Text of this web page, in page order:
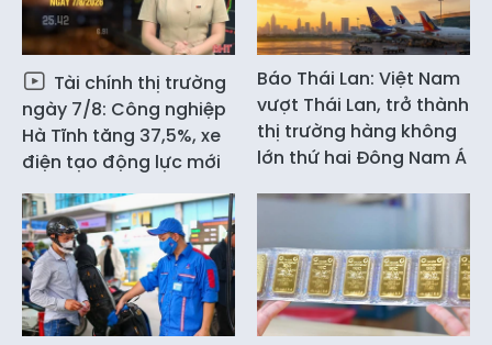
Tài chính thị trường
ngày 7/8: Công nghiệp
Hà Tĩnh tăng 37,5%, xe
điện tạo động lực mới
Báo Thái Lan: Việt Nam
vượt Thái Lan, trở thành
thị trường hàng không
lớn thứ hai Đông Nam Á